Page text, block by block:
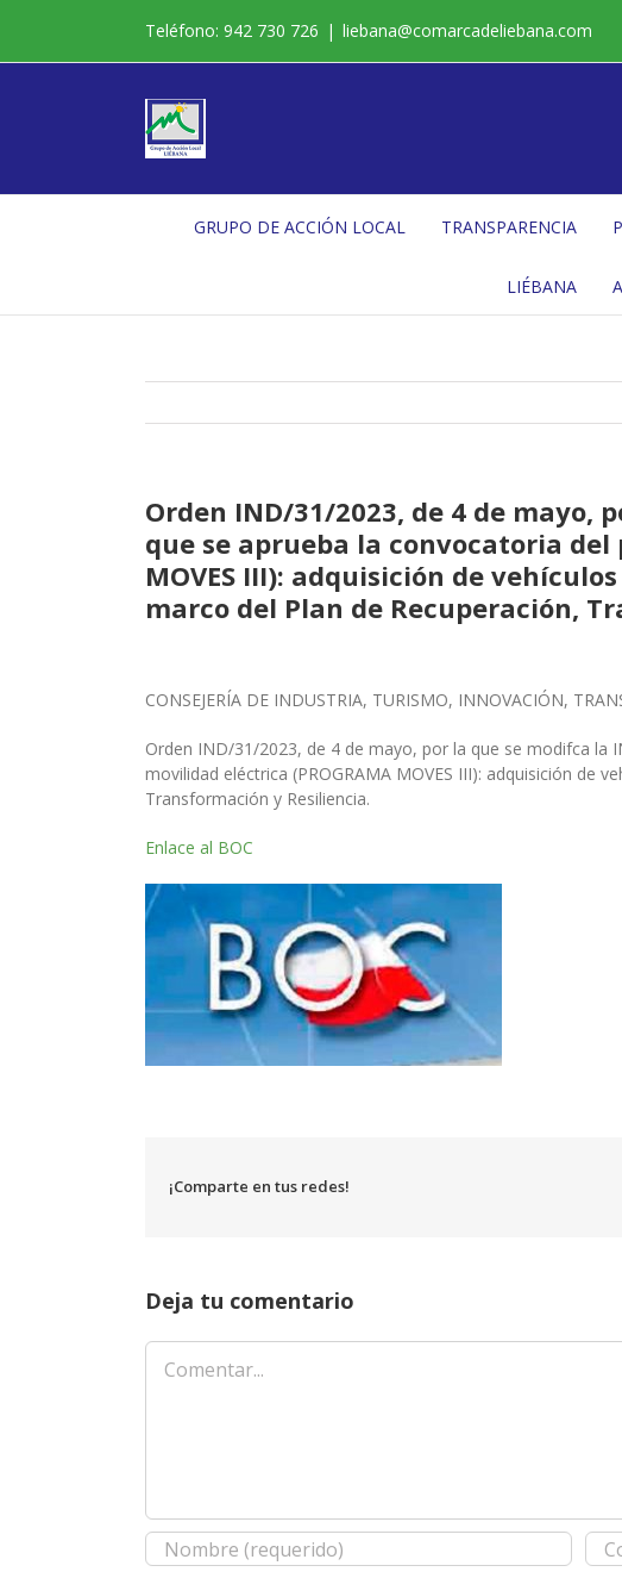
contenido
Teléfono: 942 730 726 | liebana@comarcadeliebana.com
GRUPO DE ACCIÓN LOCAL TRANSPARENCIA
LIÉBANA
Orden IND/31/2023, de 4 de mayo,
que se aprueba la convocatoria
MOVES III): adquisición de
marco del Plan de Recuperación,
CONSEJERÍA DE INDUSTRIA, TURISMO, INNOVACIÓN,
Orden IND/31/2023, de 4 de mayo, por la que se modifca la
movilidad eléctrica (PROGRAMA MOVES III): adquisición de
Transformación y Resiliencia.
Enlace al BOC
¡Comparte en tus redes!
Deja tu comentario
Comentar